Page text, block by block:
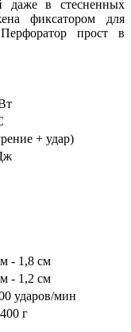
даже в стесненных
фиксатором для
прост в
+ удар)
- 1,8 см
- 1,2 см
ударов/мин
г